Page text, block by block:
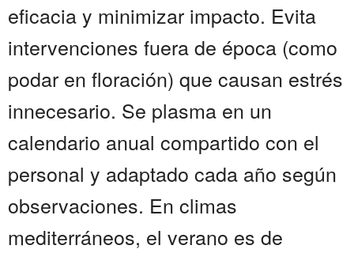
eficacia y minimizar impacto. Evita
intervenciones fuera de época (como
podar en floración) que causan estrés
innecesario. Se plasma en un
calendario anual compartido con el
personal y adaptado cada año según
observaciones. En climas
mediterráneos, el verano es de